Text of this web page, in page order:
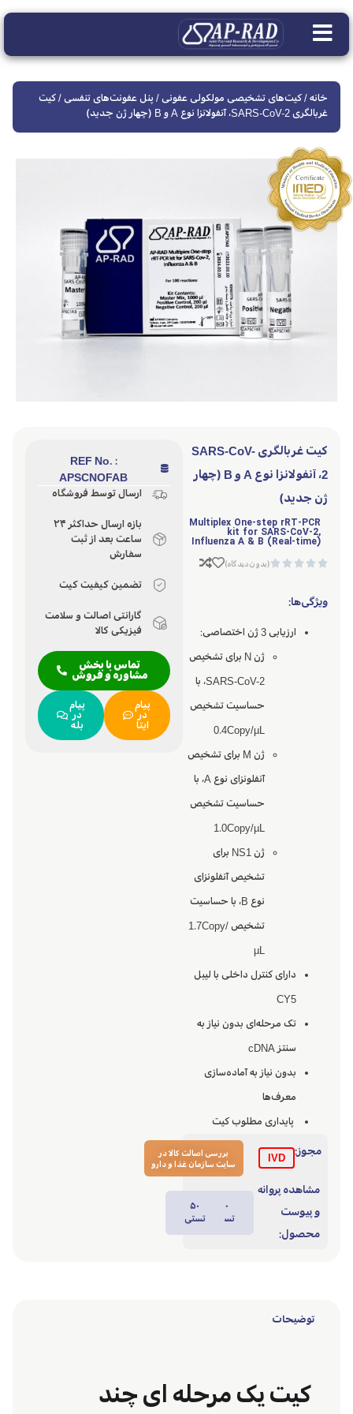
خانه/کیت‌های تشخیصی مولکولی عفونی/ پنل عفونت‌های تنفسی/ کیت
غربالگری SARS-CoV-2، آنفولانزا نوع A و B (چهار ژن جدید)
کیت غربالگری SARS-CoV-
2، آنفولانزا نوع A و B (چهار
ژن جدید)
Multiplex One-step rRT-PCR
kit for SARS-CoV-2,
Influenza A & B (Real-time)




(بدون دیدگاه)
ویژگی‌ها:
ارزیابی 3 ژن اختصاصی:
ژن N برای تشخیص
SARS-CoV-2، با
حساسیت تشخیص
0.4Copy/µL
ژن M برای تشخیص
آنفلونزای نوع A، با
حساسیت تشخیص
1.0Copy/µL
ژن NS1 برای
تشخیص آنفلونزای
نوع B، با حساسیت
تشخیص 1.7Copy/
µL
دارای کنترل داخلی با لیبل
CY5
تک مرحله‌ای بدون نیاز به
سنتز cDNA
بدون نیاز به آماده‌سازی
معرف‌ها
پایداری مطلوب کیت
مجوز:
IVD
بررسی اصالت کالا در
سایت سازمان غذا و دارو
مشاهده پروانه
و پیوست
محصول:
۱۰۰
تستی
۵۰
تستی
REF No. :
APSCNOFAB
ارسال توسط فروشگاه
بازه ارسال حداکثر ۲۴
ساعت بعد از ثبت
سفارش
تضمین کیفیت کیت
گارانتی اصالت و سلامت
فیزیکی کالا
تماس با بخش
مشاوره و فروش
پیام
در
ایتا
پیام
در
بله
توضیحات
کیت یک مرحله ای چند